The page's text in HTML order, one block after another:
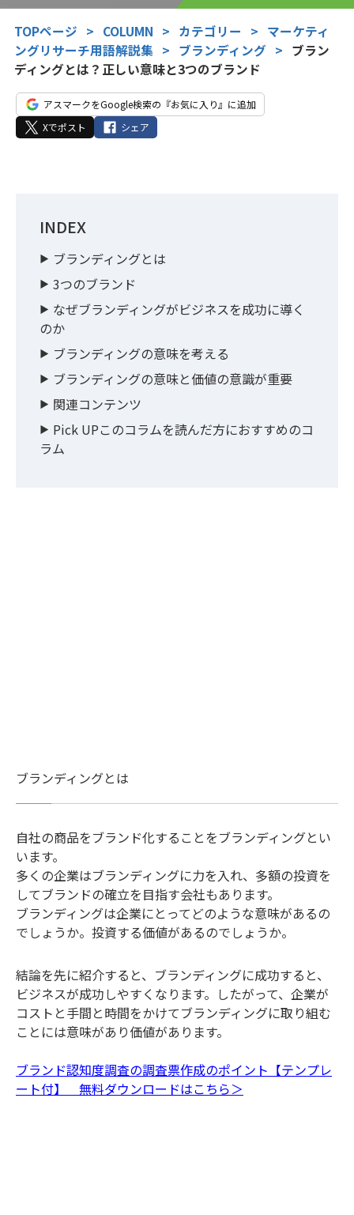
TOPページ > COLUMN > カテゴリー > マーケティ
ングリサーチ用語解説集 > ブランディング > ブラン
ディングとは？正しい意味と3つのブランド
アスマークをGoogle検索の『お気に入り』に追加
Xでポスト
シェア
INDEX
ブランディングとは
3つのブランド
なぜブランディングがビジネスを成功に導く
のか
ブランディングの意味を考える
ブランディングの意味と価値の意識が重要
関連コンテンツ
Pick UPこのコラムを読んだ方におすすめのコ
ラム
ブランディングとは
自社の商品をブランド化することをブランディングとい
います。
多くの企業はブランディングに力を入れ、多額の投資を
してブランドの確立を目指す会社もあります。
ブランディングは企業にとってどのような意味があるの
でしょうか。投資する価値があるのでしょうか。
結論を先に紹介すると、ブランディングに成功すると、
ビジネスが成功しやすくなります。したがって、企業が
コストと手間と時間をかけてブランディングに取り組む
ことには意味があり価値があります。
ブランド認知度調査の調査票作成のポイント【テンプレ
ート付】 無料ダウンロードはこちら＞